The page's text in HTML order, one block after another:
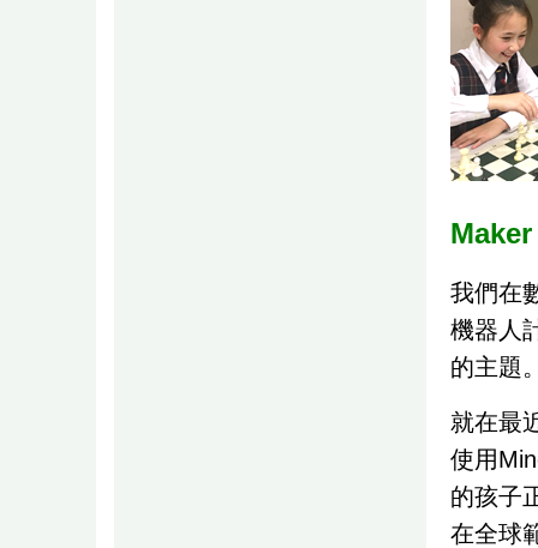
我們在
機器人
的主題
就在最
使用
的孩子
在全球